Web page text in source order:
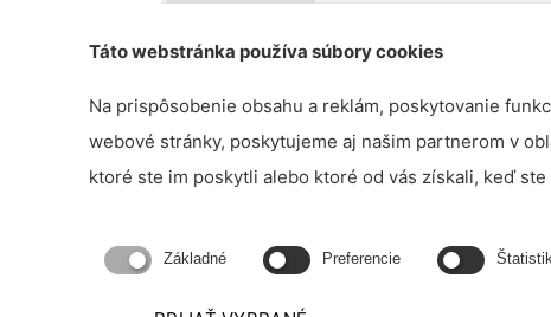
Táto webstránka používa súbory cookies
Na prispôsobenie obsahu a reklám, poskytovanie
webové stránky, poskytujeme aj našim partnerom v
ktoré ste im poskytli alebo ktoré od vás získali, keď
Základné Preferencie